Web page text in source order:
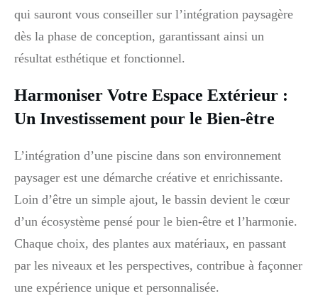
qui sauront vous conseiller sur l’intégration paysagère
dès la phase de conception, garantissant ainsi un
résultat esthétique et fonctionnel.
Harmoniser Votre Espace Extérieur :
Un Investissement pour le Bien-être
L’intégration d’une piscine dans son environnement
paysager est une démarche créative et enrichissante.
Loin d’être un simple ajout, le bassin devient le cœur
d’un écosystème pensé pour le bien-être et l’harmonie.
Chaque choix, des plantes aux matériaux, en passant
par les niveaux et les perspectives, contribue à façonner
une expérience unique et personnalisée.